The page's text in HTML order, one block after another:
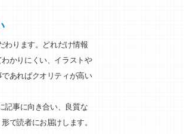
わります。どれだけ情報
かりにくい、イラストや
あればクオリティが高い
記事に向き合い、良質な
で読者にお届けします。